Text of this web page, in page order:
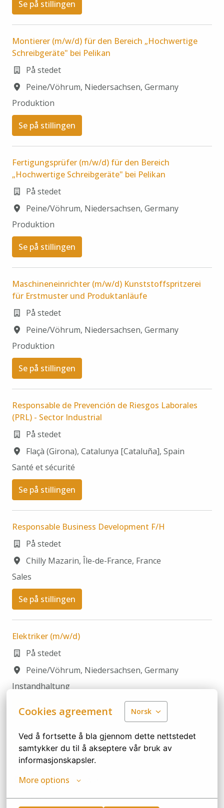
Cookies agreement Norsk
Ved å fortsette å bla gjennom dette nettstedet
samtykker du til å akseptere vår bruk av
informasjonskapsler.
More options
Se på stillingen
Montierer (m/w/d) für den Bereich „Hochwertige
Schreibgeräte" bei Pelikan
På stedet
Peine/Vöhrum, Niedersachsen, Germany
Produktion
Se på stillingen
Fertigungsprüfer (m/w/d) für den Bereich
„Hochwertige Schreibgeräte" bei Pelikan
På stedet
Peine/Vöhrum, Niedersachsen, Germany
Produktion
Se på stillingen
Maschineneinrichter (m/w/d) Kunststoffspritzerei
für Erstmuster und Produktanläufe
På stedet
Peine/Vöhrum, Niedersachsen, Germany
Produktion
Se på stillingen
Responsable de Prevención de Riesgos Laborales
(PRL) - Sector Industrial
På stedet
Flaçà (Girona), Catalunya [Cataluña], Spain
Santé et sécurité
Se på stillingen
Responsable Business Development F/H
På stedet
Chilly Mazarin, Île-de-France, France
Sales
Se på stillingen
Elektriker (m/w/d)
På stedet
Peine/Vöhrum, Niedersachsen, Germany
Instandhaltung
Se på stillingen
Operator Maszyn
På stedet
Włocławek, Kujawsko-Pomorskie
Production